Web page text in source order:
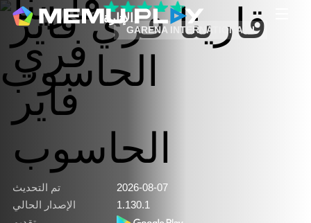
الإثارة
GARENA INTERNATIONAL I
تم التحديث
2026-08-07
الإصدار الحالي
1.130.1